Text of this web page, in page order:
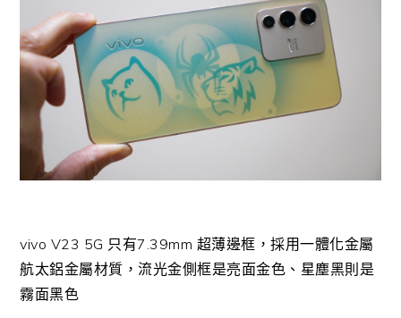
vivo V23 5G 只有7.39mm 超薄邊框，採用一體化金屬
航太鋁金屬材質，流光金側框是亮面金色、星塵黑則是
霧面黑色